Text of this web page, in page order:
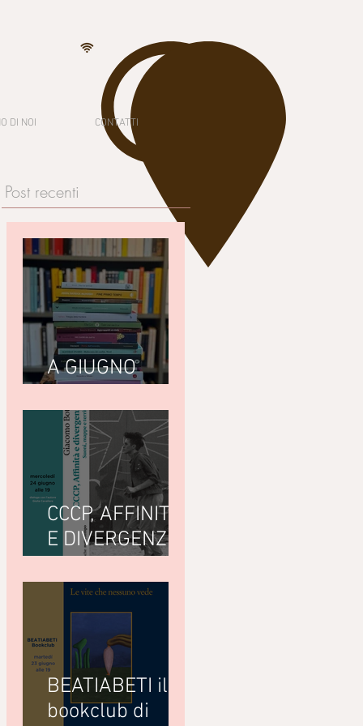
DI NOI CONTATTI
Post recenti
A GIUGNO
CCCP, AFFINITÀ
E DIVERGENZE
Bottà
(Nottetempo)
BEATIABETI il
bookclub di